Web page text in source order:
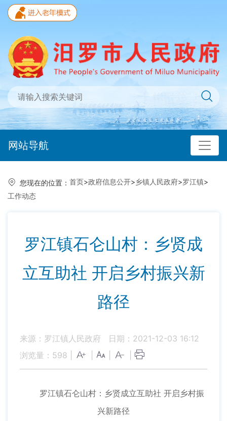
网站导航
您现在的位置： 首页>政府信息公开>乡镇人民政府>罗江镇>
工作动态
罗江镇石仑山村：乡贤成
立互助社 开启乡村振兴新
路径
来源：罗江镇人民政府
日期：2021-12-03 16:12
浏览量： 598
罗江镇石仑山村：乡贤成立互助社 开启乡村振
兴新路径